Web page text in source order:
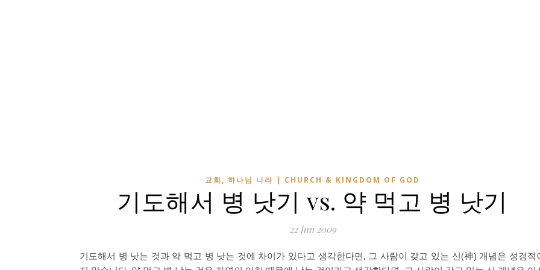
교회, 하나님 나라 | CHURCH & KINGDOM OF GOD
기도해서 병 낫기 vs. 약 먹고 병 낫기
22 Jun 2009
기도해서 병 낫는 것과 약 먹고 병 낫는 것에 차이가 있다고 생각한다면, 그 사람이 갖고 있는 신(神) 개념은 성경적